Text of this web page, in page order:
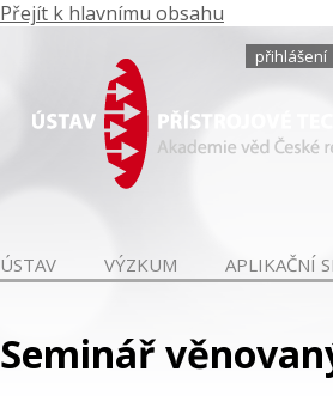
Přejít k hlavnímu obsahu
přihlášení
ÚSTAV VÝZKUM APLIKAČNÍ
Seminář